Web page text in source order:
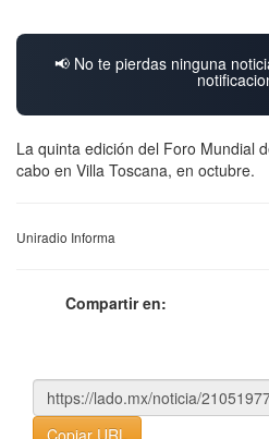
📢 No te pierdas ninguna
La quinta edición del Foro Mundial
cabo en Villa Toscana, en octubre.
Uniradio Informa
Compartir en:
Copiar URL